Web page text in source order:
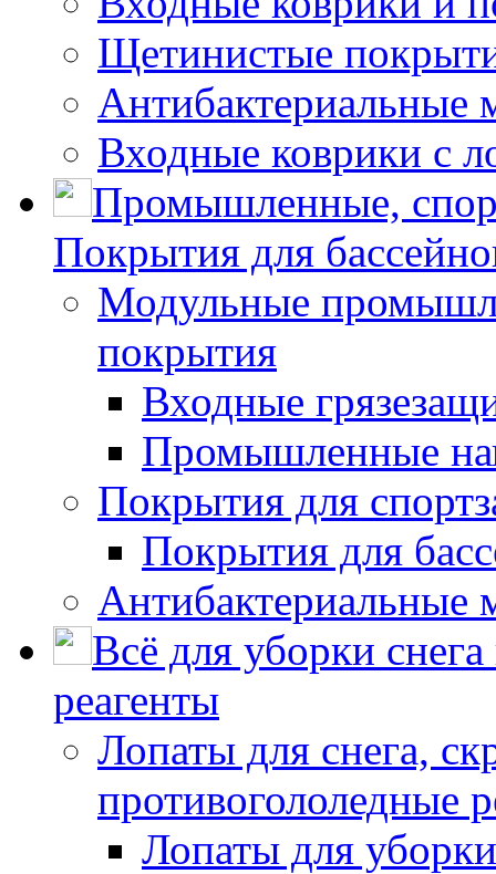
Щетинистые
Антибактериальные
Входные коврики с
Промышленные,
Покрытия для
Модульные
покрытия
Входные
Промышленные
Покрытия для
Покрытия для
Антибактериальные
Всё для уборки
реагенты
Лопаты для снега,
противогололедные
Лопаты для